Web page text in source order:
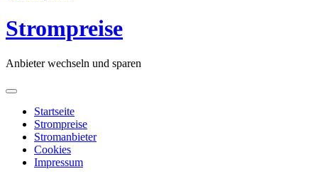
content
Strompreise
Anbieter wechseln und sparen
Startseite
Strompreise
Stromanbieter
Cookies
Impressum